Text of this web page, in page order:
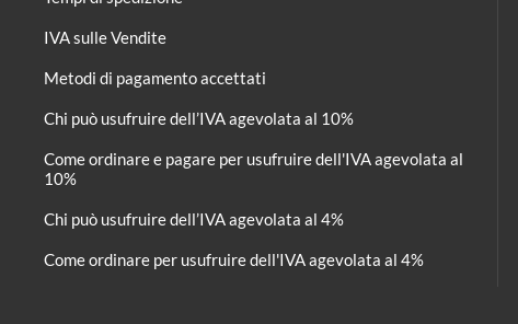
IVA sulle Vendite
Metodi di pagamento accettati
Chi può usufruire dell’IVA agevolata al 10%
Come ordinare e pagare per usufruire dell'IVA agevolata al
10%
Chi può usufruire dell’IVA agevolata al 4%
Come ordinare per usufruire dell'IVA agevolata al 4%